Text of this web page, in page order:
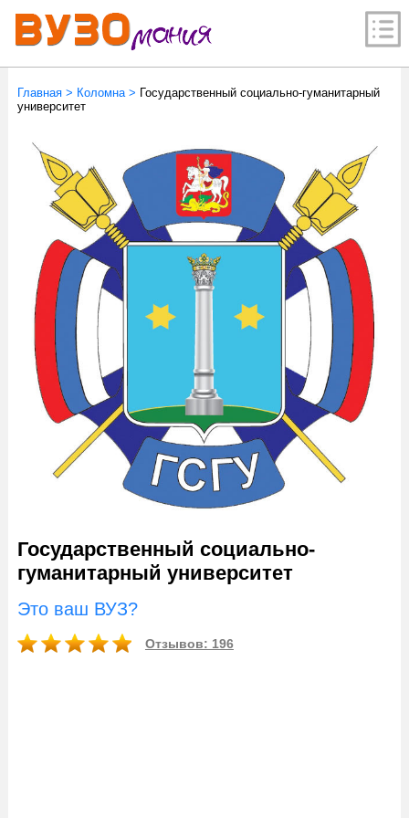
Главная> Коломна> Государственный социально-гуманитарный
университет
Государственный социально-
гуманитарный университет
Это ваш ВУЗ?
Отзывов: 196